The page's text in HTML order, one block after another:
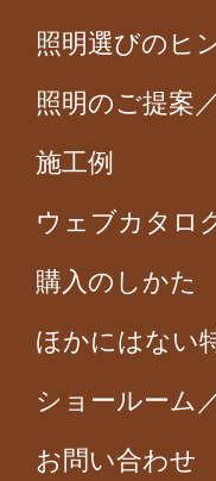
照明選びのヒ
照明のご提案
施工例
ウェブカタロ
購入のしかた
ほかにはない
ショールーム
お問い合わせ